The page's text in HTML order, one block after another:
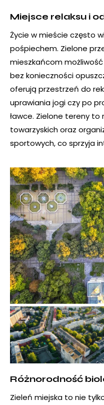
Miejsce relaksu i
Życie w mieście często
pośpiechem. Zielone
mieszkańcom
bez konieczności
oferują przestrzeń do
uprawiania jogi czy po
ławce. Zielone tereny
towarzyskich oraz
sportowych, co sprzyja
Różnorodność
Zieleń miejska to nie